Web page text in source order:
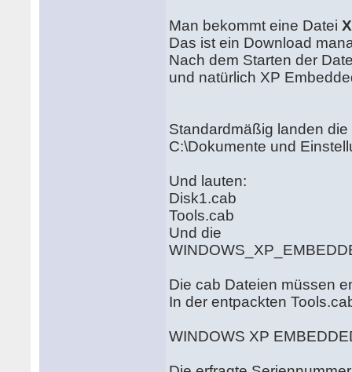
Man bekommt eine Datei
Das ist ein Download
Nach dem Starten der
und natürlich XP
Standardmäßig landen
C:\Dokumente und
Und lauten:
Disk1.cab
Tools.cab
Und die
Die cab Dateien müssen
In der entpackten
WINDOWS XP